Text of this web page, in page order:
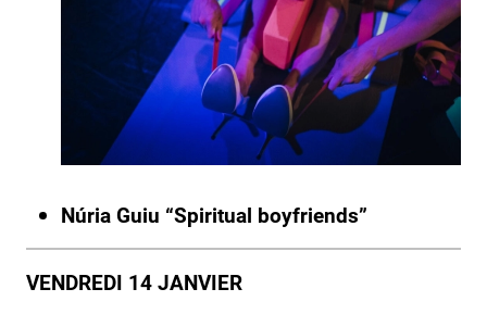
Núria Guiu “Spiritual boyfriends”
VENDREDI 14 JANVIER